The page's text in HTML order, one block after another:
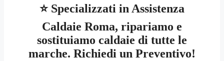
⭐ Specializzati in Assistenza
Caldaie Roma, ripariamo e
sostituiamo caldaie di tutte le
marche. Richiedi un Preventivo!